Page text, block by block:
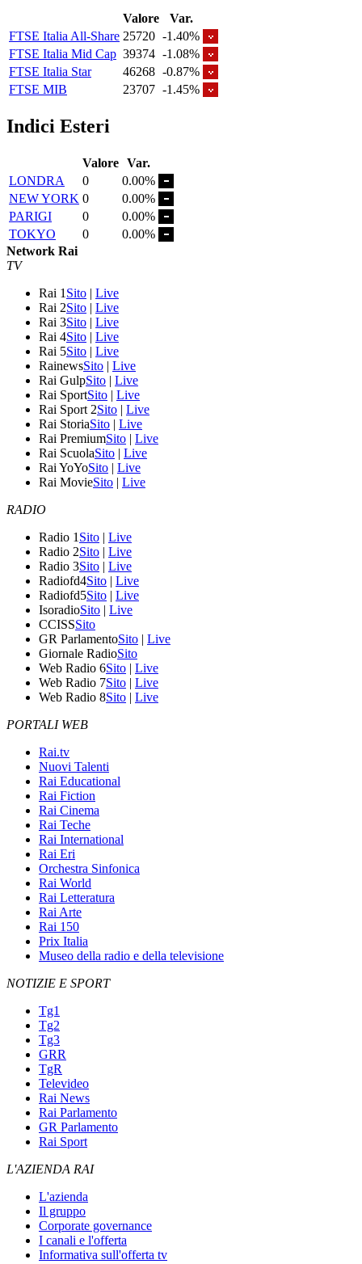
Valore
Var.
FTSE Italia All-Share 25720 -1.40%
FTSE Italia Mid Cap 39374 -1.08%
FTSE Italia Star
46268 -0.87%
FTSE MIB
23707 -1.45%
Indici Esteri
Valore Var.
LONDRA
0
0.00%
NEW YORK 0
0.00%
PARIGI
0
0.00%
TOKYO
0
0.00%
Network Rai
TV
Rai 1 Sito | Live
Rai 2Sito | Live
Rai 3Sito | Live
Rai 4Sito | Live
Rai 5Sito | Live
RainewsSito | Live
Rai GulpSito | Live
Rai SportSito | Live
Rai Sport 2Sito | Live
Rai StoriaSito | Live
Rai PremiumSito | Live
Rai ScuolaSito | Live
Rai YoYoSito | Live
Rai MovieSito | Live
RADIO
Radio 1 Sito | Live
Radio 2Sito | Live
Radio 3Sito | Live
Radiofd4Sito | Live
Radiofd5Sito | Live
IsoradioSito | Live
CCISSSito
GR ParlamentoSito | Live
Giornale RadioSito
Web Radio 6Sito | Live
Web Radio 7Sito | Live
Web Radio 8Sito | Live
PORTALI WEB
Rai.tv
Nuovi Talenti
Rai Educational
Rai Fiction
Rai Cinema
Rai Teche
Rai International
Rai Eri
Orchestra Sinfonica
Rai World
Rai Letteratura
Rai Arte
Rai 150
Prix Italia
Museo della radio e della televisione
NOTIZIE E SPORT
Tg1
Tg2
Tg3
GRR
TgR
Televideo
Rai News
Rai Parlamento
GR Parlamento
Rai Sport
L'AZIENDA RAI
L'azienda
Il gruppo
Corporate governance
I canali e l'offerta
Informativa sull'offerta tv